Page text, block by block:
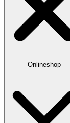
Onlineshop